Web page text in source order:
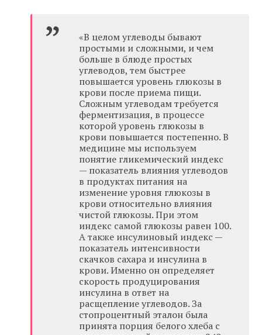
«В целом углеводы бывают
простыми и сложными, и чем
больше в блюде простых
углеводов, тем быстрее
повышается уровень глюкозы в
крови после приема пищи.
Сложным углеводам требуется
ферментизация, в процессе
которой уровень глюкозы в
крови повышается постепенно. В
медицине мы используем
понятие гликемический индекс
— показатель влияния углеводов
в продуктах питания на
изменение уровня глюкозы в
крови относительно влияния
чистой глюкозы. При этом
индекс самой глюкозы равен 100.
А также инсулиновый индекс —
показатель интенсивности
скачков сахара и инсулина в
крови. Именно он определяет
скорость продуцирования
инсулина в ответ на
расщепление углеводов. За
стопроцентный эталон была
принята порция белого хлеба с